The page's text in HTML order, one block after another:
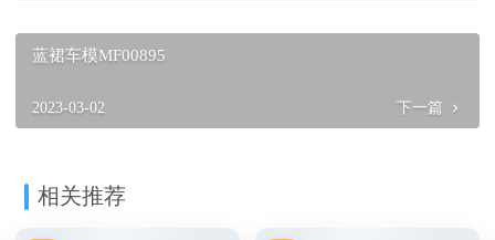
蓝裙车模MF00895
2023-03-02 下一篇
相关推荐